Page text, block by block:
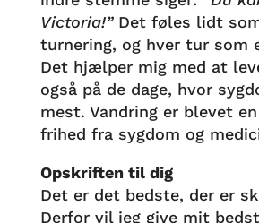
Victoria!”Det føles lidt
turnering, og hver tur som
Det hjælper mig med at
også på de dage, hvor
mest. Vandring er blevet
frihed fra sygdom og
Opskriften til dig
Det er det bedste, der er
Derfor vil jeg give mit